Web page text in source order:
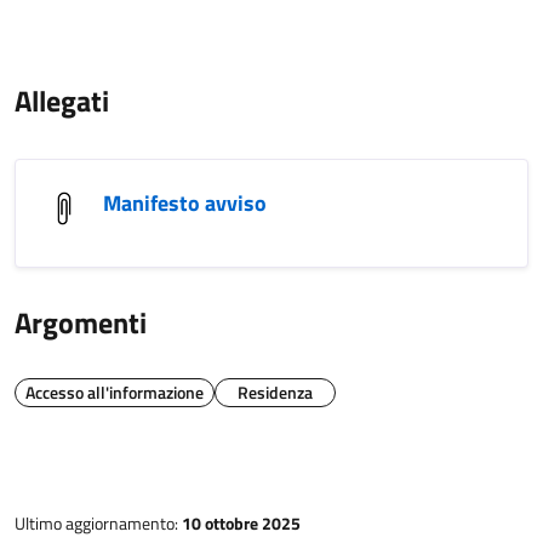
Allegati
Manifesto avviso
Argomenti
Accesso all'informazione Residenza
Ultimo aggiornamento: 10 ottobre 2025